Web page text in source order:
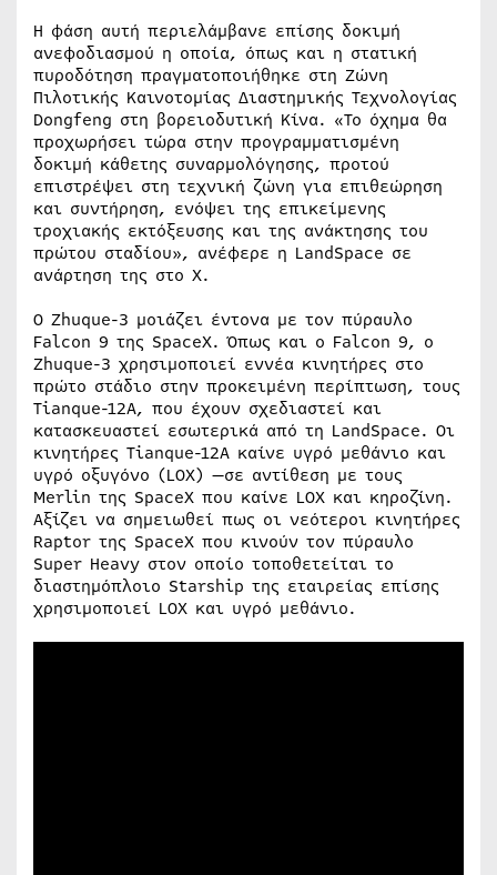
Η φάση αυτή περιελάμβανε επίσης δοκιμή
ανεφοδιασμού η οποία, όπως και η στατική
πυροδότηση πραγματοποιήθηκε στη Ζώνη
Πιλοτικής Καινοτομίας Διαστημικής Τεχνολογίας
Dongfeng στη βορειοδυτική Κίνα. «Το όχημα θα
προχωρήσει τώρα στην προγραμματισμένη
δοκιμή κάθετης συναρμολόγησης, προτού
επιστρέψει στη τεχνική ζώνη για επιθεώρηση
και συντήρηση, ενόψει της επικείμενης
τροχιακής εκτόξευσης και της ανάκτησης του
πρώτου σταδίου», ανέφερε η LandSpace σε
ανάρτηση της στο Χ.
Ο Zhuque-3 μοιάζει έντονα με τον πύραυλο
Falcon 9 της SpaceX. Όπως και ο Falcon 9, ο
Zhuque-3 χρησιμοποιεί εννέα κινητήρες στο
πρώτο στάδιο στην προκειμένη περίπτωση, τους
Tianque-12A, που έχουν σχεδιαστεί και
κατασκευαστεί εσωτερικά από τη LandSpace. Οι
κινητήρες Tianque-12A καίνε υγρό μεθάνιο και
υγρό οξυγόνο (LOX) —σε αντίθεση με τους
Merlin της SpaceX που καίνε LOX και κηροζίνη.
Αξίζει να σημειωθεί πως οι νεότεροι κινητήρες
Raptor της SpaceX που κινούν τον πύραυλο
Super Heavy στον οποίο τοποθετείται το
διαστημόπλοιο Starship της εταιρείας επίσης
χρησιμοποιεί LOX και υγρό μεθάνιο.